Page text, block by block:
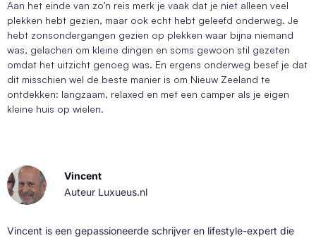
Aan het einde van zo’n reis merk je vaak dat je niet alleen veel
plekken hebt gezien, maar ook echt hebt geleefd onderweg. Je
hebt zonsondergangen gezien op plekken waar bijna niemand
was, gelachen om kleine dingen en soms gewoon stil gezeten
omdat het uitzicht genoeg was. En ergens onderweg besef je dat
dit misschien wel de beste manier is om Nieuw Zeeland te
ontdekken: langzaam, relaxed en met een camper als je eigen
kleine huis op wielen.
Vincent
Auteur Luxueus.nl
Vincent is een gepassioneerde schrijver en lifestyle-expert die